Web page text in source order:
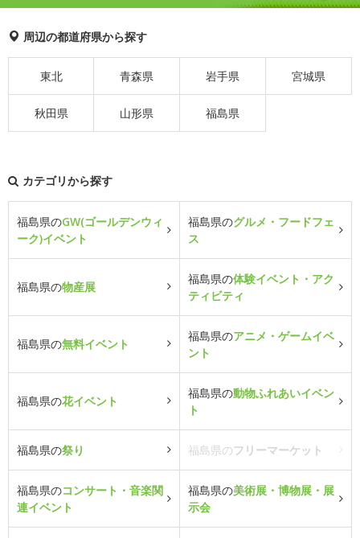
周辺の都道府県から探す
東北 青森県 岩手県 宮城県
秋田県 山形県 福島県
カテゴリから探す
福島県のGW(ゴールデンウィ
ーク)イベント
福島県のグルメ・フードフェ
ス
福島県の物産展
福島県の体験イベント・アク
ティビティ
福島県の無料イベント
福島県のアニメ・ゲームイベ
ント
福島県の花イベント
福島県の動物ふれあいイベン
ト
福島県の祭り 福島県のフリーマーケット
福島県のコンサート・音楽関
連イベント
福島県の美術展・博物展・展
示会